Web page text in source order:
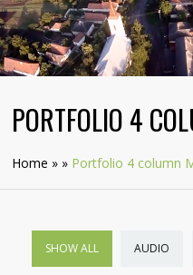
PORTFOLIO 4
Home » » Portfolio 4 column
SHOW ALL AUDIO